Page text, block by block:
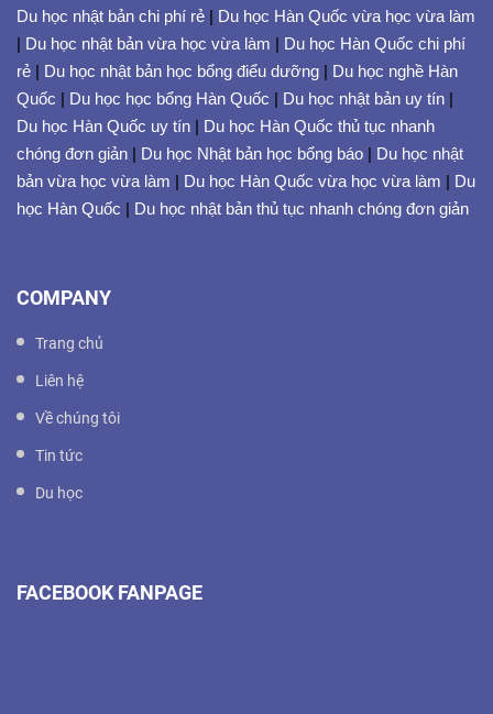
Du học nhật bản chi phí rẻ | Du học Hàn Quốc vừa học vừa làm
| Du học nhật bản vừa học vừa làm | Du học Hàn Quốc chi phí
rẻ | Du học nhật bản học bổng điểu dưỡng | Du học nghề Hàn
Quốc | Du học học bổng Hàn Quốc | Du học nhật bản uy tín |
Du học Hàn Quốc uy tín | Du học Hàn Quốc thủ tục nhanh
chóng đơn giản | Du học Nhật bản học bổng báo | Du học nhật
bản vừa học vừa làm | Du học Hàn Quốc vừa học vừa làm | Du
học Hàn Quốc | Du học nhật bản thủ tục nhanh chóng đơn giản
COMPANY
Trang chủ
Liên hệ
Về chúng tôi
Tin tức
Du học
FACEBOOK FANPAGE